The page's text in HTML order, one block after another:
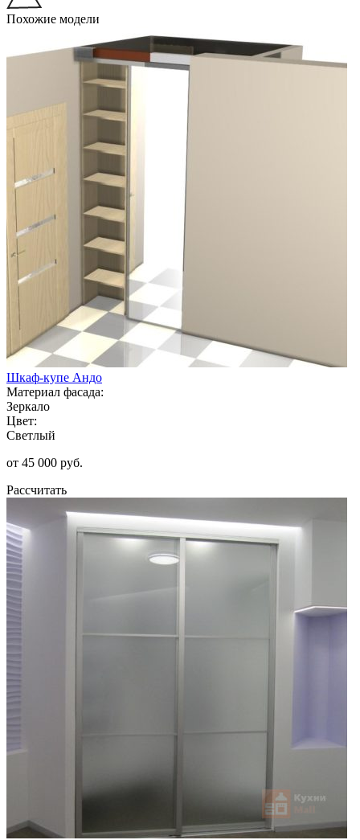
Похожие модели
Шкаф-купе Андо
Материал фасада:
Зеркало
Цвет:
Светлый
от 45 000 руб.
Рассчитать